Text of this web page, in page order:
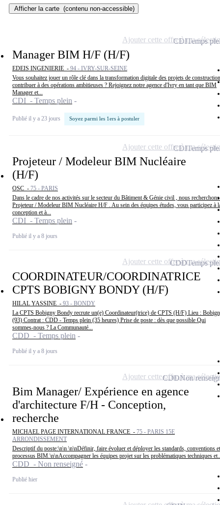
Afficher la carte (contenu non-accessible)
Manager BIM H/F (H/F)
EDEIS INGENIERIE - 94 - IVRY-SUR-SEINE
Vous souhaitez jouer un rôle clé dans la transformation digitale des projets de
contribuer à des opérations ambitieuses ? Rejoignez notre agence d'Ivry en tant que BIM
Manager et...
CDI - Temps plein
Publié il y a 23 jours Soyez parmi les 1ers à postuler
CDITemps
Ajouter cette offre à ma
Projeteur / Modeleur BIM Nucléaire
(H/F)
OSC - 75 - PARIS
Dans le cadre de nos activités sur le secteur du Bâtiment & Génie civil , nous
Projeteur / Modeleur BIM Nucléaire H/F . Au sein des équipes études, vous participez à
conception et à...
CDI - Temps plein
Publié il y a 8 jours
CDITemps
Ajouter cette offre à ma
COORDINATEUR/COORDINATRICE
CPTS BOBIGNY BONDY (H/F)
HILAL YASSINE - 93 - BONDY
La CPTS Bobigny Bondy recrute un(e) Coordinateur(trice) de CPTS (H/F) Lieu :
(93) Contrat : CDD - Temps plein (35 heures) Prise de poste : dès que possible Qui
sommes-nous ? La Communauté...
CDD - Temps plein
Publié il y a 8 jours
CDDTemps
Ajouter cette offre à ma
Bim Manager/ Expérience en agence
d'architecture F/H - Conception,
recherche
MICHAEL PAGE INTERNATIONAL FRANCE - 75 - PARIS 15E
ARRONDISSEMENT
Descriptif du poste:\n\n \n\nDéfinir, faire évoluer et déployer les standards, conventions et
processus BIM.\n\nAccompagner les équipes projet sur les problématiques techniques
CDD - Non renseigné
Publié hier
CDDNon
Ajouter cette offre à ma